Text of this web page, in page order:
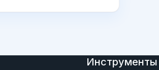
Инструменты